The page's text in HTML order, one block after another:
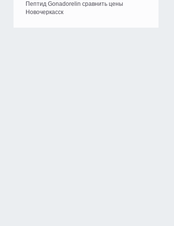
Пептид Gonadorelin сравнить цены
Новочеркасск